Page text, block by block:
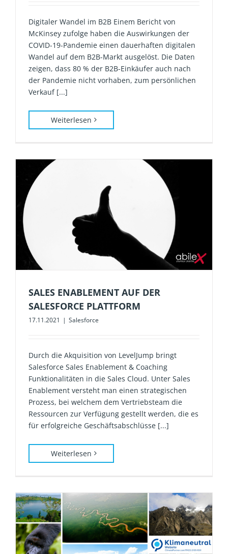
Digitaler Wandel im B2B Einem Bericht von
McKinsey zufolge haben die Auswirkungen der
COVID-19-Pandemie einen dauerhaften digitalen
Wandel auf dem B2B-Markt ausgelöst. Die Daten
zeigen, dass 80 % der B2B-Einkäufer auch nach
der Pandemie nicht vorhaben, zum persönlichen
Verkauf [...]
Weiterlesen
SALES ENABLEMENT AUF DER
SALESFORCE PLATTFORM
17.11.2021 | Salesforce
Durch die Akquisition von LevelJump bringt
Salesforce Sales Enablement & Coaching
Funktionalitäten in die Sales Cloud. Unter Sales
Enablement versteht man einen strategischen
Prozess, bei welchem dem Vertriebsteam die
Ressourcen zur Verfügung gestellt werden, die es
für erfolgreiche Geschäftsabschlüsse [...]
Weiterlesen